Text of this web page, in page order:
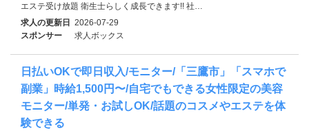
エステ受け放題 衛生士らしく成長できます!! 社…
求人の更新日 2026-07-29
スポンサー
求人ボックス
日払いOKで即日収入/モニター/「三鷹市」「スマホで
副業」時給1,500円〜/自宅でもできる女性限定の美容
モニター/単発・お試しOK/話題のコスメやエステを体
験できる